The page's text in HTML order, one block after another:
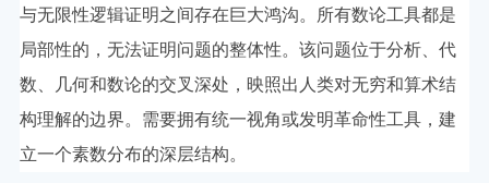
与无限性逻辑证明之间存在巨大鸿沟。所有数论工具都是
局部性的，无法证明问题的整体性。该问题位于分析、代
数、几何和数论的交叉深处，映照出人类对无穷和算术结
构理解的边界。需要拥有统一视角或发明革命性工具，建
立一个素数分布的深层结构。